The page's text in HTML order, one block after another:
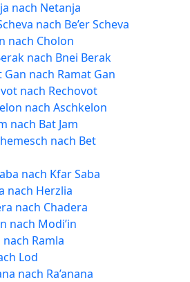
nach Netanja
nach Be’er Scheva
nach Cholon
nach Bnei Berak
nach Ramat Gan
nach Rechovot
nach Aschkelon
nach Bat Jam
nach Bet
nach Kfar Saba
nach Herzlia
nach Chadera
nach Modi’in
Ramla
Lod
nach Ra’anana